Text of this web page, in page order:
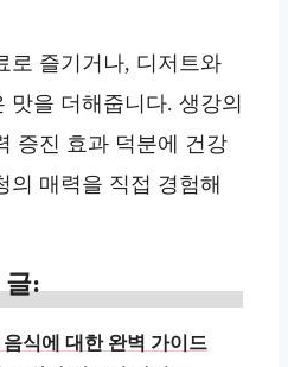
로 즐기거나, 디저트와
맛을 더해줍니다. 생강의
증진 효과 덕분에 건강
의 매력을 직접 경험해
글:
식에 대한 완벽 가이드